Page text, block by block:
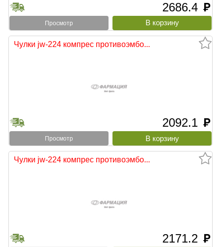
2686.4 руб
Просмотр
Чулки jw-224 компрес противоэмбо...
2092.1 руб
Просмотр
Чулки jw-224 компрес противоэмбо...
2171.2 руб